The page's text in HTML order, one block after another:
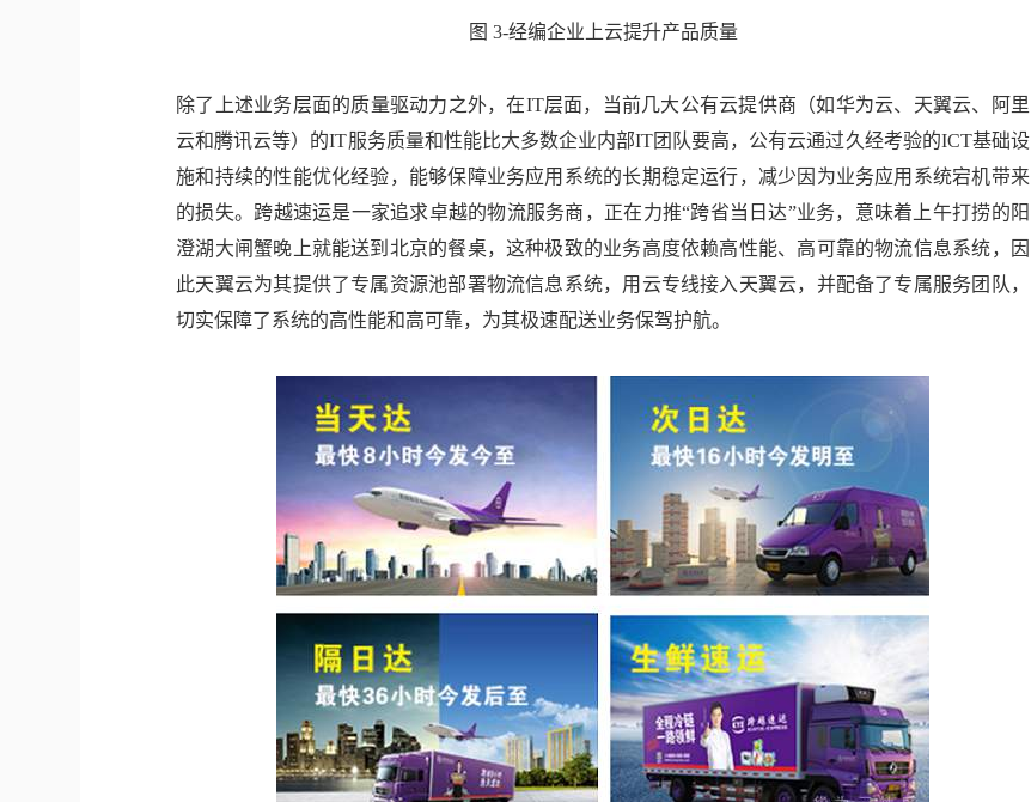
图 3-经编企业上云提升产品质量
除了上述业务层面的质量驱动力之外，在IT层面，当前几大公有云提供商（如华为云、天翼云、阿里
云和腾讯云等）的IT服务质量和性能比大多数企业内部IT团队要高，公有云通过久经考验的ICT基础设
施和持续的性能优化经验，能够保障业务应用系统的长期稳定运行，减少因为业务应用系统宕机带来
的损失。跨越速运是一家追求卓越的物流服务商，正在力推“跨省当日达”业务，意味着上午打捞的阳
澄湖大闸蟹晚上就能送到北京的餐桌，这种极致的业务高度依赖高性能、高可靠的物流信息系统，因
此天翼云为其提供了专属资源池部署物流信息系统，用云专线接入天翼云，并配备了专属服务团队，
切实保障了系统的高性能和高可靠，为其极速配送业务保驾护航。